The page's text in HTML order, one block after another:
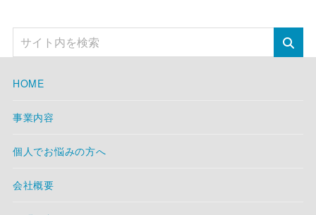
HOME
事業内容
個人でお悩みの方へ
会社概要